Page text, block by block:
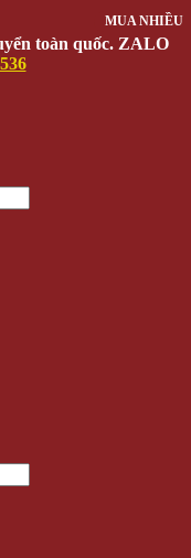
toàn quốc. ZALO
MUA NHIỀU
MUA NHIỀU